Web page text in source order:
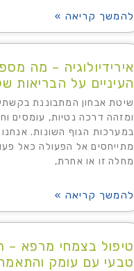
להמשך קריאה »
אירידיולוגיה – מה
העיניים על הבריאות
שיטת אבחון המתבוננת
ומזהה דרכה נטיות, עומסים
במערכות הגוף השונות.
מתייחסים אל הפעולה כאל
מחלה זו או אחרת,
להמשך קריאה »
טיפול בצמחי מרפא –
טבעי עם עומק